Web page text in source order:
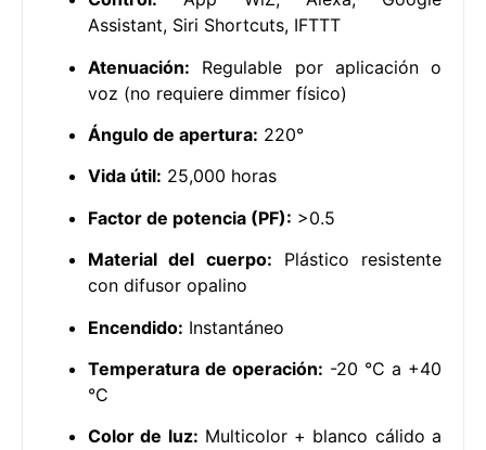
Assistant, Siri Shortcuts, IFTTT
Atenuación: Regulable por aplicación o
voz (no requiere dimmer físico)
Ángulo de apertura: 220°
Vida útil: 25,000 horas
Factor de potencia (PF): >0.5
Material del cuerpo: Plástico resistente
con difusor opalino
Encendido: Instantáneo
Temperatura de operación: -20 °C a +40
°C
Color de luz: Multicolor + blanco cálido a